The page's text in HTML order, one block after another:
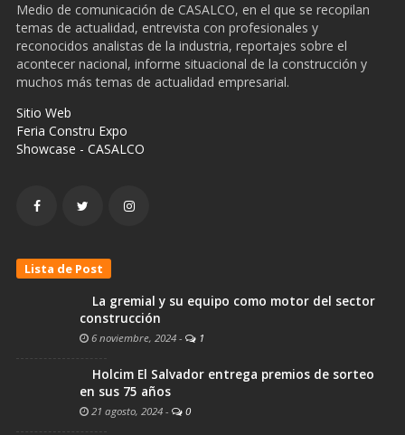
Medio de comunicación de CASALCO, en el que se recopilan
temas de actualidad, entrevista con profesionales y
reconocidos analistas de la industria, reportajes sobre el
acontecer nacional, informe situacional de la construcción y
muchos más temas de actualidad empresarial.
Sitio Web
Feria Constru Expo
Showcase - CASALCO
Lista de Post
La gremial y su equipo como motor del sector
construcción
6 noviembre, 2024 - 1
Holcim El Salvador entrega premios de sorteo
en sus 75 años
21 agosto, 2024 - 0